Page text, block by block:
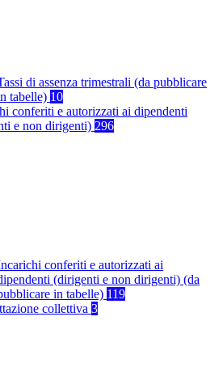
di assenza trimestrali (da pubblicare
tabelle) 10
conferiti e autorizzati ai dipendenti
e non dirigenti) 296
conferiti e autorizzati ai
(dirigenti e non dirigenti) (da
in tabelle) 119
collettiva 3